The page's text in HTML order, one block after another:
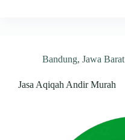
Bandung, Jawa Barat
Jasa Aqiqah Andir Murah